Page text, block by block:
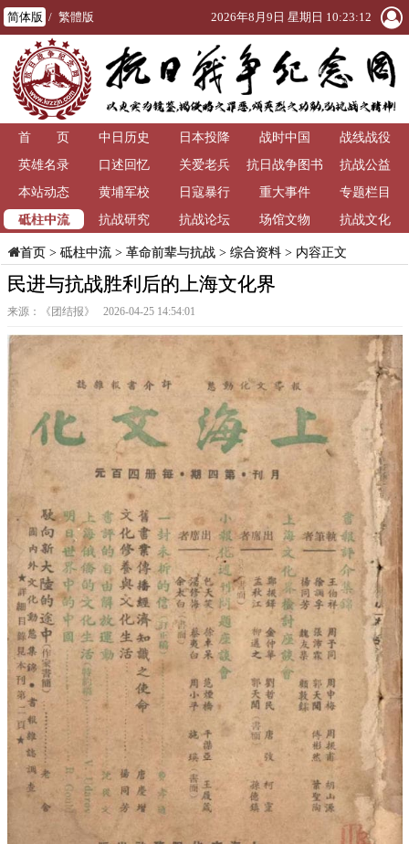
简体版 / 繁體版 2026年8月9日 星期日 10:23:13
首 页 中日历史 日本投降 战时中国
战线战役
英雄名录
口述回忆 关爱老兵
抗日战争图书
馆
抗战公益
本站动态
黄埔军校 日寇暴行 重大事件
专题栏目
砥柱中流
抗战研究 抗战论坛 场馆文物 抗战文化
首页> 砥柱中流> 革命前辈与抗战> 综合资料> 内容正文
民进与抗战胜利后的上海文化界
来源：《团结报》 2026-04-25 14:54:01